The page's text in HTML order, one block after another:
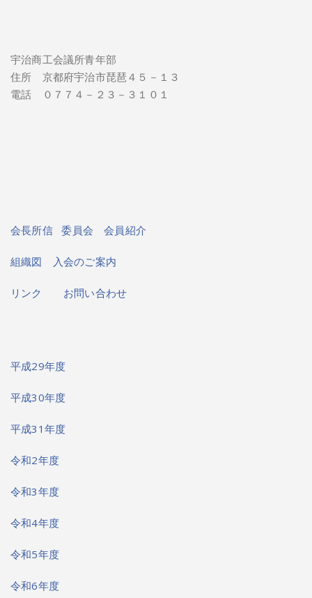
宇治商工会議所青年部
住所 京都府宇治市琵琶４５－１３
電話 ０７７４－２３－３１０１
会長所信 委員会会員紹介
組織図 入会のご案内
リンク お問い合わせ
平成29年度
平成30年度
平成31年度
令和2年度
令和3年度
令和4年度
令和5年度
令和6年度